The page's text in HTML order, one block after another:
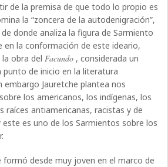
de la premisa de que todo lo propio es
la “zoncera de la autodenigración”,
donde analiza la figura de Sarmiento
en la conformación de este ideario,
la obra delFacundo , considerada un
de inicio en la literatura
embargo Jauretche plantea nos
los americanos, los indígenas, los
raíces antiamericanas, racistas y de
es uno de los Sarmientos sobre los
formó desde muy joven en el marco de